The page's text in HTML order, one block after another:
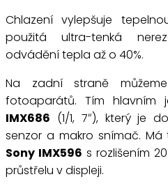
Chlazení vylepšuje
použitá ultra-tenká
odvádění tepla až o 40%.
Na zadní straně
fotoaparátů. Tím hlavním
IMX686 (1/1, 7″), který je
senzor a makro snímač.
Sony IMX596 s rozlišením
průstřelu v displeji.